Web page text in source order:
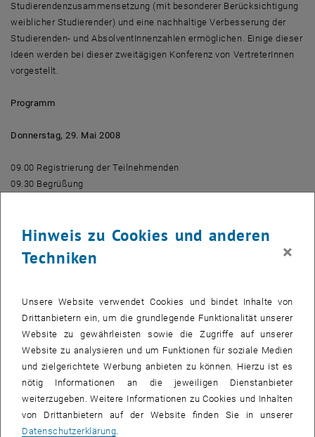
Studierendenzusammensetzung (mit besonderer Berücksichtigung
weiblicher Studierender) und eine nachhaltige Verbesserung der
Studierenden- und AbsolventInnenzahlen ermöglichen. Einige dieser
Ideen werden bei dieser zweitägigen Konferenz von VertreterInnen
vorgestellt.
Programm
Donnerstag, 29. Mai 2008
09.00 Registrierung der Teilnehmenden
09.30 Begrüßung
Wächter, IFZ Graz
11.00 T³UG „Teens treffen Technik“ – Nachwuchsförderung an der
11.30 Studieren probieren im Techno-Club an der TU Berlin:
Dipl.Ing.in Inka Greusing, TU Berlin
12.00 Diskussion
12.30 Mittagspause
14.00 Die zwei Säulen der Fachidentität im Ingenieurstudium –
Studiumabbruch- und Bindungsfaktoren für Studentinnen in der
Technik: Dr.in Andrea Wolffram, TU Hamburg-Harburg
14.45 Pause
15.15 Gendergerechte Fachhochschulstudiengänge – Wege zur
Hinweis zu Cookies und anderen
Techniken
×
Unsere Website verwendet Cookies und bindet Inhalte von
Drittanbietern ein, um die grundlegende Funktionalität unserer
Website zu gewährleisten sowie die Zugriffe auf unserer
Website zu analysieren und um Funktionen für soziale Medien
und zielgerichtete Werbung anbieten zu können. Hierzu ist es
nötig Informationen an die jeweiligen Dienstanbieter
weiterzugeben. Weitere Informationen zu Cookies und Inhalten
von Drittanbietern auf der Website finden Sie in unserer
Datenschutzerklärung